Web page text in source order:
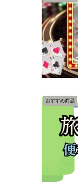
おすすめ商品